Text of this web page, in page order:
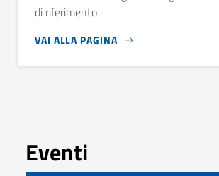
di riferimento
VAI ALLA PAGINA
Eventi